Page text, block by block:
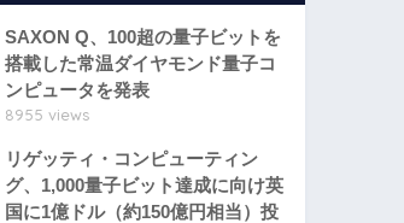
SAXON Q、100超の量子ビットを
搭載した常温ダイヤモンド量子コ
ンピュータを発表
8955 views
リゲッティ・コンピューティン
グ、1,000量子ビット達成に向け英
国に1億ドル（約150億円相当）投